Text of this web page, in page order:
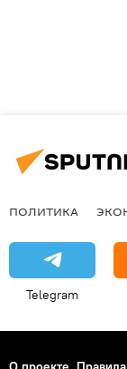
ПОЛИТИКА
Telegram